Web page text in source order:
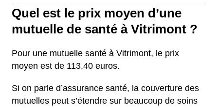
Quel est le prix moyen d’une
mutuelle de santé à Vitrimont ?
Pour une mutuelle santé à Vitrimont, le prix
moyen est de 113,40 euros.
Si on parle d’assurance santé, la couverture des
mutuelles peut s’étendre sur beaucoup de soins